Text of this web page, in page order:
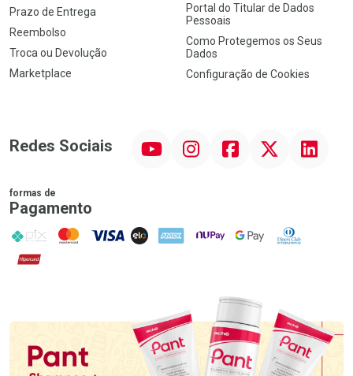
Prazo de Entrega
Reembolso
Troca ou Devolução
Marketplace
Portal do Titular de Dados
Pessoais
Como Protegemos os Seus
Dados
Configuração de Cookies
Redes Sociais InstagramFacebook Linkedin
formas de
Pagamento
PIX MasterCard
VISA ELO AMEX NuPay Google PayDiners Club
Hipercard